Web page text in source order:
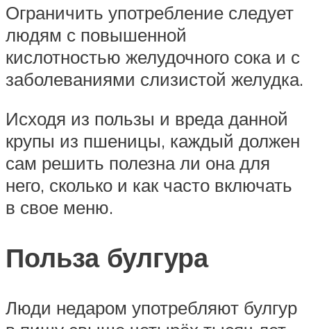
Ограничить употребление следует
людям с повышенной
кислотностью желудочного сока и с
заболеваниями слизистой желудка.
Исходя из пользы и вреда данной
крупы из пшеницы, каждый должен
сам решить полезна ли она для
него, сколько и как часто включать
в свое меню.
Польза булгура
Люди недаром употребляют булгур